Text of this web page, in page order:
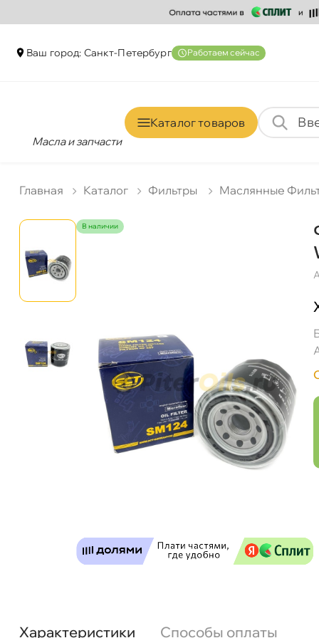
аш город: Санкт-Петербур Работаем сейчас
Масла и запчасти
Каталог товаро
Главная Катало Фильтры Маслянные
наличии
Характеристики Способы оплаты